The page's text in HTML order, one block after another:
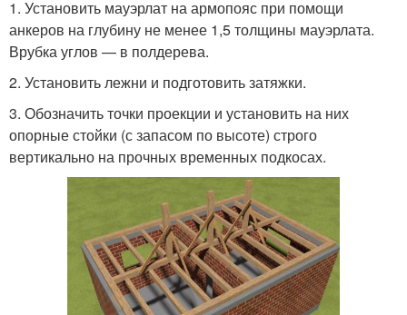
1. Установить мауэрлат на армопояс при помощи
анкеров на глубину не менее 1,5 толщины мауэрлата.
Врубка углов — в полдерева.
2. Установить лежни и подготовить затяжки.
3. Обозначить точки проекции и установить на них
опорные стойки (с запасом по высоте) строго
вертикально на прочных временных подкосах.